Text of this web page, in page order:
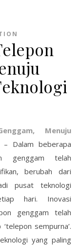
Menuju
– Dalam beberapa
genggam telah
berubah dari
pusat teknologi
hari. Inovasi
genggam telah
sempurna’.
yang paling